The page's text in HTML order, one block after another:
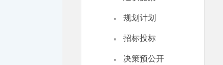
· 规划计划
· 招标投标
· 决策预公开